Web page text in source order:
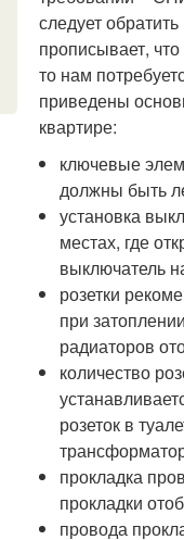
следует
прописывает,
то нам
приведены
квартире:
ключевые
должны быть
установка
местах, где
выключатель
розетки
при
радиаторов
количество
розеток в
прокладка
прокладки
провода